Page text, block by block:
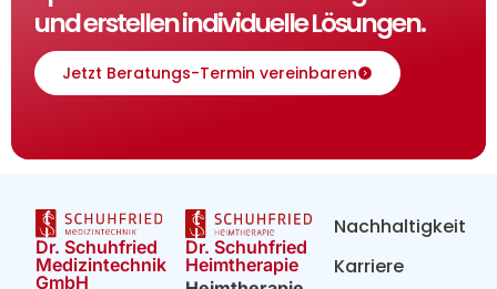
und erstellen individuelle Lösungen.
Jetzt Beratungs-Termin vereinbaren
Dr. Schuhfried
Medizintechnik
GmbH
Dr. Schuhfried
Heimtherapie
Nachhaltigkeit
Karriere